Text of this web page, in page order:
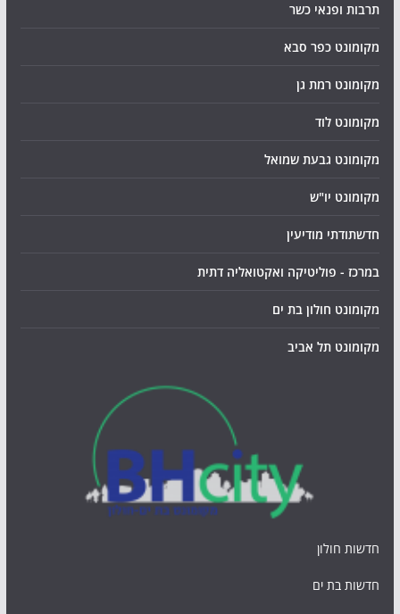
תרבות ופנאי כשר
מקומונט כפר סבא
מקומונט רמת גן
מקומונט לוד
מקומונט גבעת שמואל
מקומונט יו"ש
חדשתודתי מודיעין
במרכז - פוליטיקה ואקטואליה דתית
מקומונט חולון בת ים
מקומונט תל אביב
חדשות חולון
חדשות בת ים